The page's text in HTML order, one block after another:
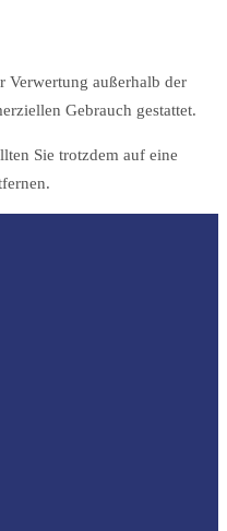
Verwertung außerhalb der
Gebrauch gestattet.
Sie trotzdem auf eine